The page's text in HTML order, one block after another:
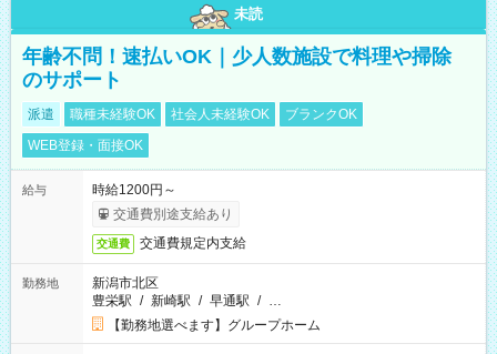
未読
年齢不問！速払いOK｜少人数施設で料理や掃除
のサポート
派遣 職種未経験OK 社会人未経験OK
ブランクOK
WEB登録・面接OK
給与
時給1200円～
交通費別途支給あり
交通費 交通費規定内支給
勤務地
新潟市北区
豊栄駅 / 新崎駅 / 早通駅 / …
【勤務地選べます】グループホーム